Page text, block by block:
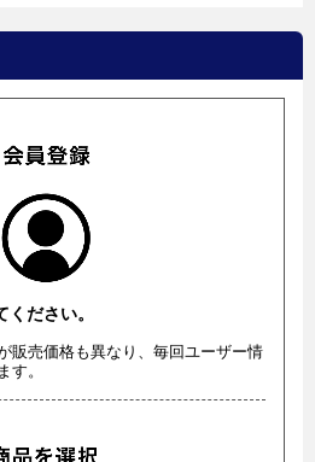
ださい。
販売価格も異なり、毎回ユーザー情
す。